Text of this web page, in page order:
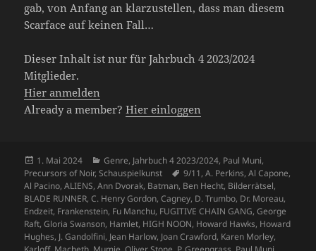
gab, von Anfang an klarzustellen, dass man diesem
Scarface auf keinen Fall…
Dieser Inhalt ist nur für Jahrbuch 4 2023/2024
Mitglieder.
Hier anmelden
Already a member?Hier einloggen
Veröffentlicht
am
1. Mai 2024 Kategorien
Genre, Jahrbuch 4 2023/2024, Paul Muni,
Precursors of Noir,Schauspielkunst Schlagwörter
9/11,A. Perkins,Al Capone,
Al Pacino,ALIENS,Ann Dvorak, Batman, Ben Hecht, Bilderrätsel,
BLADE RUNNER,C. Henry Gordon,Cagney, D. Trumbo, Dr. Moreau,
Endzeit, Frankenstein, Fu Manchu, FUGITIVE CHAIN GANG,George
Raft,Gloria Swanson, Hamlet, HIGH NOON, Howard Hawks, Howard
Hughes, J. Gandolfini, Jean Harlow, Joan Crawford, Karen Morley,